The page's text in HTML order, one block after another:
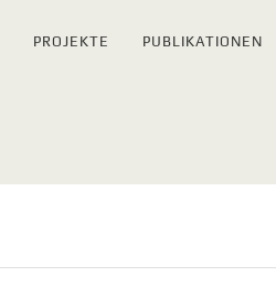
PROJEKTE PUBLIKATIONEN